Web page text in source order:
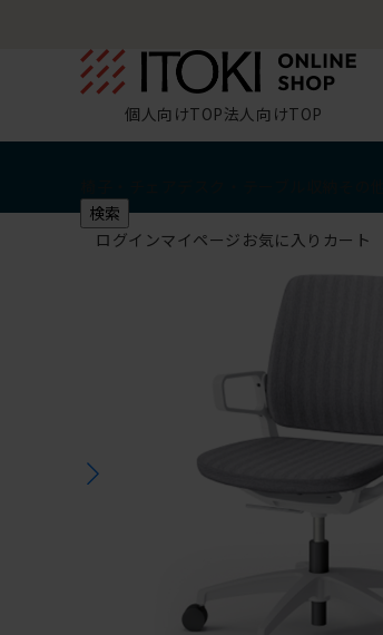
個人向けTOP法人向けTOP
検索
ログインマイページ お気に入り カート